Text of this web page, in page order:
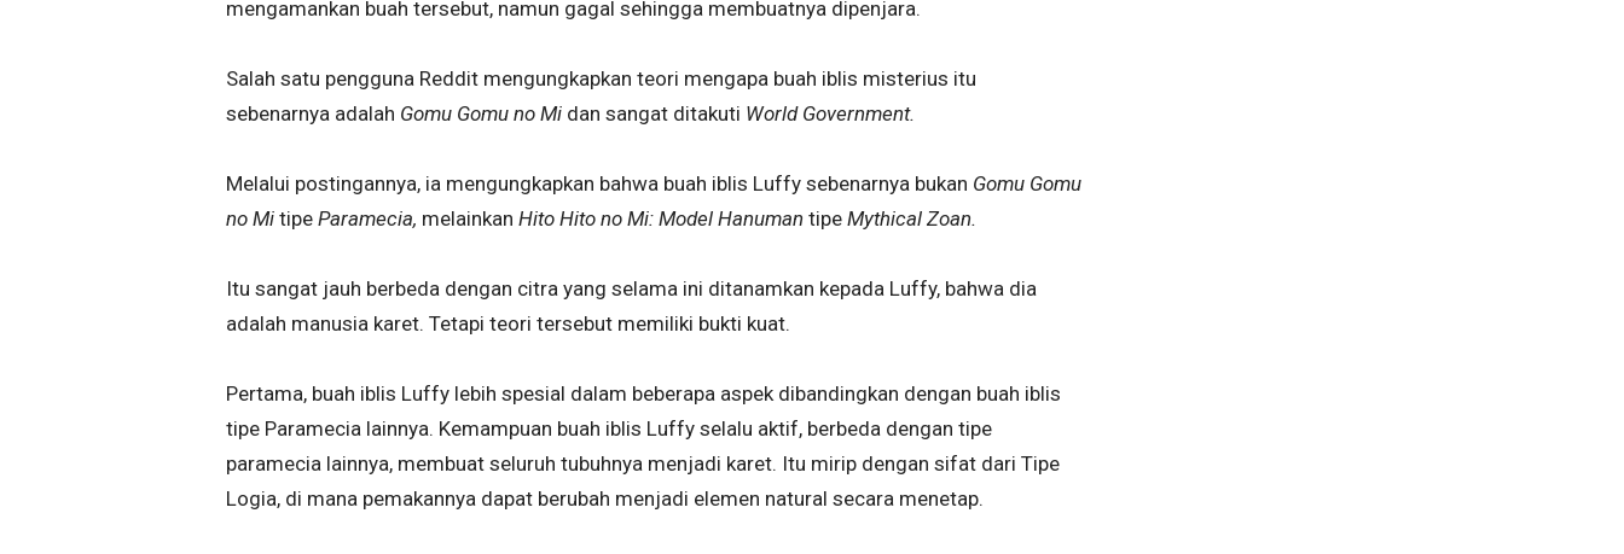
mengamankan buah tersebut, namun gagal sehingga membuatnya dipenjara.
Salah satu pengguna Reddit mengungkapkan teori mengapa buah iblis misterius itu
sebenarnya adalah Gomu Gomu no Mi dan sangat ditakuti World Government.
Melalui postingannya, ia mengungkapkan bahwa buah iblis Luffy sebenarnya bukan Gomu Gomu
no Mi tipe Paramecia, melainkan Hito Hito no Mi: Model Hanuman tipe Mythical Zoan.
Itu sangat jauh berbeda dengan citra yang selama ini ditanamkan kepada Luffy, bahwa dia
adalah manusia karet. Tetapi teori tersebut memiliki bukti kuat.
Pertama, buah iblis Luffy lebih spesial dalam beberapa aspek dibandingkan dengan buah iblis
tipe Paramecia lainnya. Kemampuan buah iblis Luffy selalu aktif, berbeda dengan tipe
paramecia lainnya, membuat seluruh tubuhnya menjadi karet. Itu mirip dengan sifat dari Tipe
Logia, di mana pemakannya dapat berubah menjadi elemen natural secara menetap.